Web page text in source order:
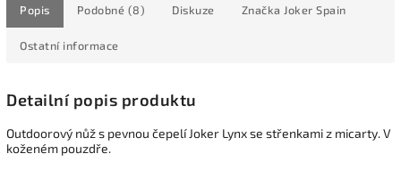
Popis Podobné (8) Diskuze Značka Joker Spain
Ostatní informace
Detailní popis produktu
Outdoorový nůž s pevnou čepelí Joker Lynx se střenkamiz micarty. V
koženém pouzdře.